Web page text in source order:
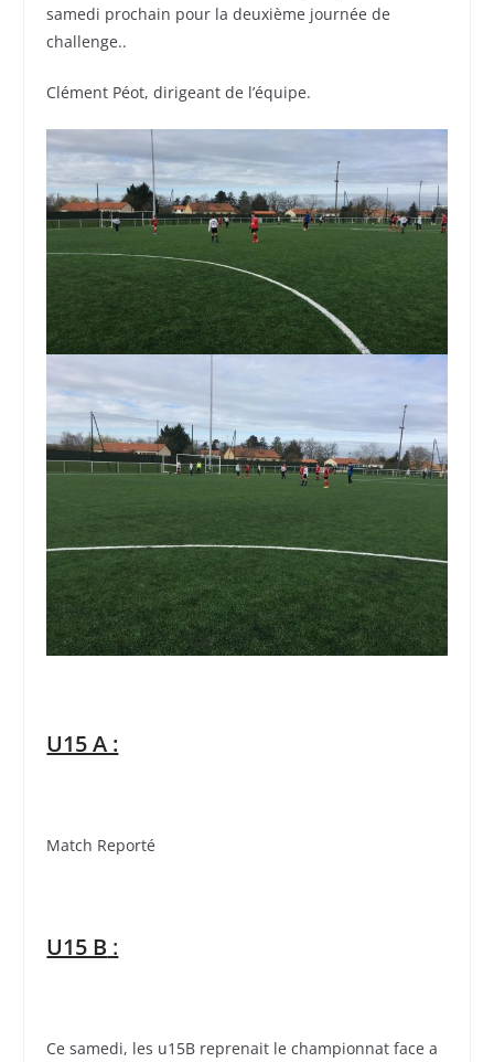
samedi prochain pour la deuxième journée de
challenge..
Clément Péot, dirigeant de l’équipe.
U15 A :
Match Reporté
U15 B :
Ce samedi, les u15B reprenait le championnat face a